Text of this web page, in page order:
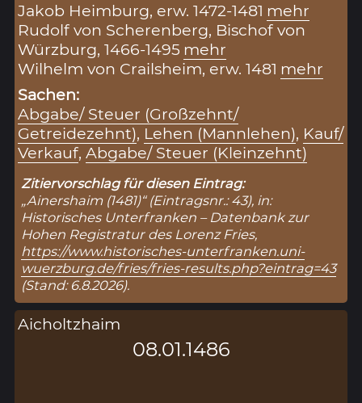
Jakob Heimburg, erw. 1472-1481 mehr
Rudolf von Scherenberg, Bischof von
Würzburg, 1466-1495 mehr
Wilhelm von Crailsheim, erw. 1481 mehr
Sachen:
Abgabe/ Steuer (Großzehnt/
Getreidezehnt), Lehen (Mannlehen), Kauf/
Verkauf,Abgabe/ Steuer (Kleinzehnt)
Zitiervorschlag für diesen Eintrag:
„Ainershaim (1481)“ (Eintragsnr.: 43), in:
Historisches Unterfranken – Datenbank zur
Hohen Registratur des Lorenz Fries,
https://www.historisches-unterfranken.uni-
wuerzburg.de/fries/fries-results.php?eintrag=43
(Stand: 6.8.2026).
Aicholtzhaim
08.01.1486